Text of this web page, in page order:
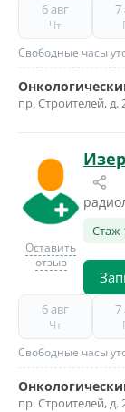
6 авг
Чт
7
Свободные часы
пр. Строителей, д.
Оставить
отзыв
Стаж
6 авг
Чт
7
Свободные часы
пр. Строителей, д.